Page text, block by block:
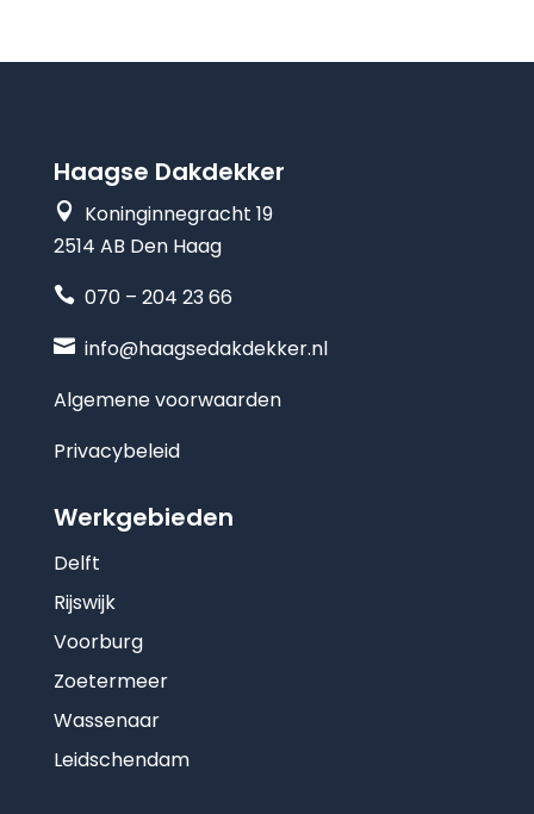
Haagse Dakdekker

Koninginnegracht 19
2514 AB Den Haag
 070 – 204 23 66
 info@haagsedakdekker.nl
Algemene voorwaarden
Privacybeleid
Werkgebieden
Delft
Rijswijk
Voorburg
Zoetermeer
Wassenaar
Leidschendam